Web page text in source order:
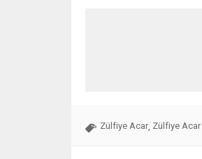
Zülfiye Acar, Zülfiye Acar